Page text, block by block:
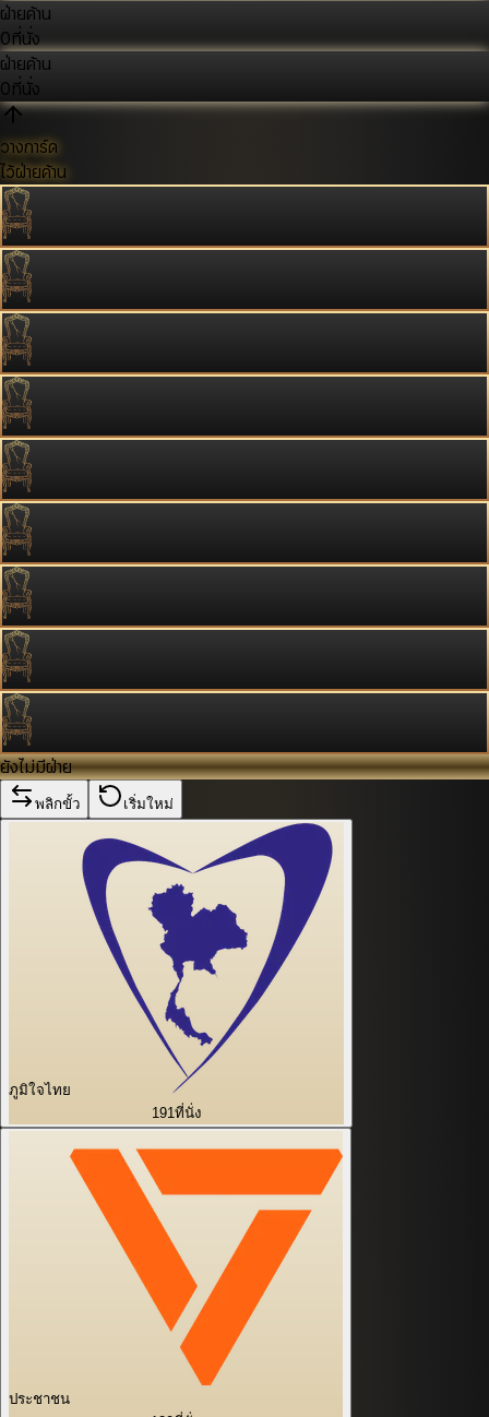
ฝ่ายค้าน
0ที่นั่ง
ฝ่ายค้าน
0ที่นั่ง
วางการ์ด
ไว้ฝ่ายค้าน
ยังไม่มีฝ่าย
พลิกขั้ว เริ่มใหม่
ภูมิใจไทย
191ที่นั่ง
ประชาชน